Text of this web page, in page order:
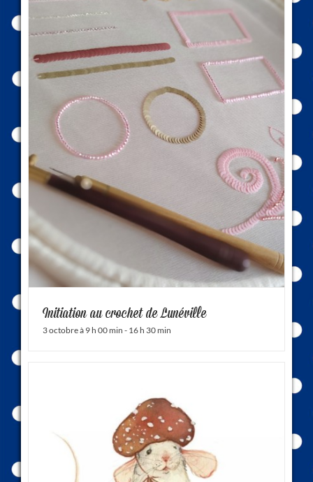
Initiation au crochet de Lunéville
3 octobre à 9 h 00 min - 16 h 30 min